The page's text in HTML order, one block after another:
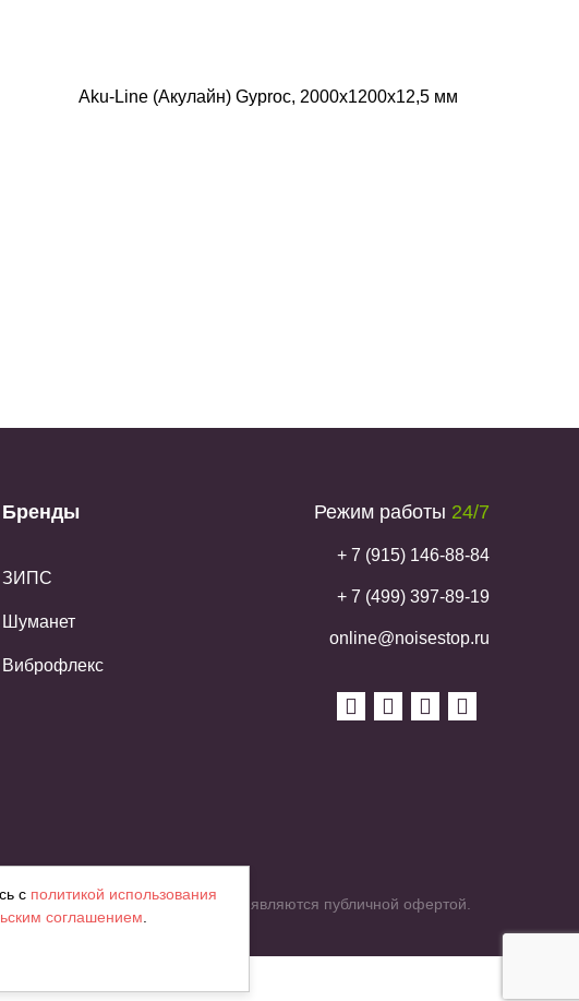
Aku-Line (Акулайн) Gyproc, 2000х1200х12,5 мм
Бренды
ЗИПС
Шуманет
Виброфлекс
Режим работы 24/7
+ 7 (915) 146-88-84
+ 7 (499) 397-89-19
online@noisestop.ru
характеристик и не являются публичной офертой.
с политикой использования
соглашением